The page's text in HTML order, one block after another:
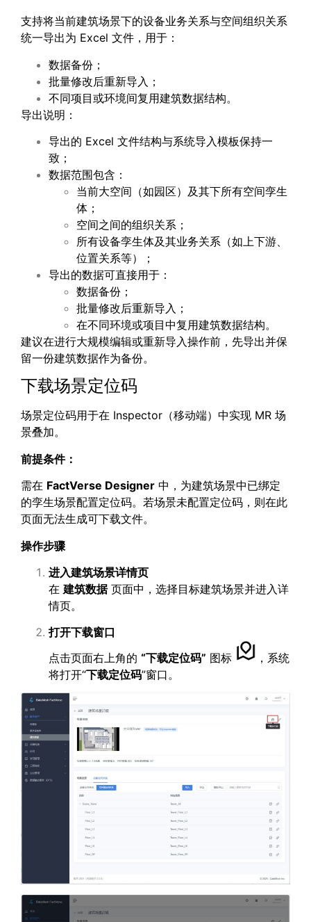
支持将当前建筑场景下的设备业务关系与空间组织关系
统一导出为 Excel 文件，用于：
数据备份；
批量修改后重新导入；
不同项目或环境间复用建筑数据结构。
导出说明：
导出的 Excel 文件结构与系统导入模板保持一
致；
数据范围包含：
当前大空间（如园区）及其下所有空间孪生
体；
空间之间的组织关系；
所有设备孪生体及其业务关系（如上下游、
位置关系等）；
导出的数据可直接用于：
数据备份；
批量修改后重新导入；
在不同环境或项目中复用建筑数据结构。
建议在进行大规模编辑或重新导入操作前，先导出并保
留一份建筑数据作为备份。
下载场景定位码
场景定位码用于在 Inspector（移动端）中实现 MR 场
景叠加。
前提条件：
需在 FactVerse Designer 中，为建筑场景中已绑定
的孪生场景配置定位码。若场景未配置定位码，则在此
页面无法生成可下载文件。
操作步骤
进入建筑场景详情页
在 建筑数据页面中，选择目标建筑场景并进入详
情页。
打开下载窗口
点击页面右上角的 “下载定位码” 图标
，系统
将打开“下载定位码”窗口。